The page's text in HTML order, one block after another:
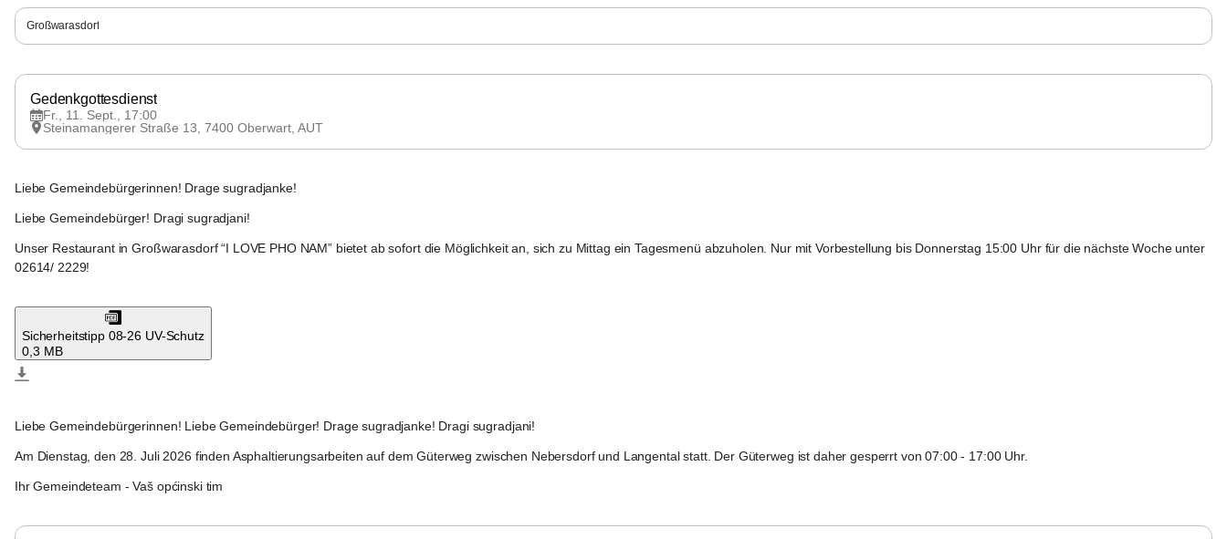
Großwarasdorf
Gedenkgottesdienst
Fr., 11. Sept., 17:00
Steinamangerer Straße 13, 7400 Oberwart, AUT
Liebe Gemeindebürgerinnen! Drage sugradjanke!
Liebe Gemeindebürger! Dragi sugradjani!
Unser Restaurant in Großwarasdorf “I LOVE PHO NAM” bietet ab sofort die Möglichkeit an, sich zu Mittag ein Tagesmenü abzuholen. Nur mit Vorbestellung bis Donnerstag 15:00 Uhr für die nächste Woche unter
02614/ 2229!
Sicherheitstipp 08-26 UV-Schutz
0,3 MB
Liebe Gemeindebürgerinnen! Liebe Gemeindebürger! Drage sugradjanke! Dragi sugradjani!
Am Dienstag, den 28. Juli 2026 finden Asphaltierungsarbeiten auf dem Güterweg zwischen Nebersdorf und Langental statt. Der Güterweg ist daher gesperrt von 07:00 - 17:00 Uhr.
Ihr Gemeindeteam - Vaš općinski tim